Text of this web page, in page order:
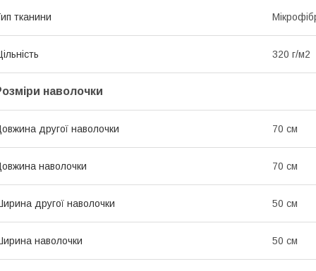
тканини
320 г/м2
наволочки
другої наволочки 70 см
наволочки 70 см
другої наволочки 50 см
наволочки 50 см